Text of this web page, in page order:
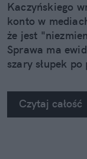
Kaczyńskiego
konto w
że jest
Sprawa ma
szary słupek
Czytaj całość